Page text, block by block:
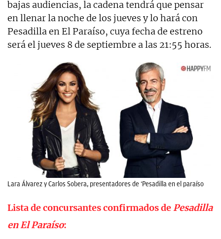
bajas audiencias, la cadena tendrá que pensar
en llenar la noche de los jueves y lo hará con
Pesadilla en El Paraíso, cuya fecha de estreno
será el jueves 8 de septiembre a las 21:55 horas.
Lara Álvarez y Carlos Sobera, presentadores de ‘Pesadilla en el paraíso
Lista de concursantes confirmados dePesadilla
en El Paraíso: